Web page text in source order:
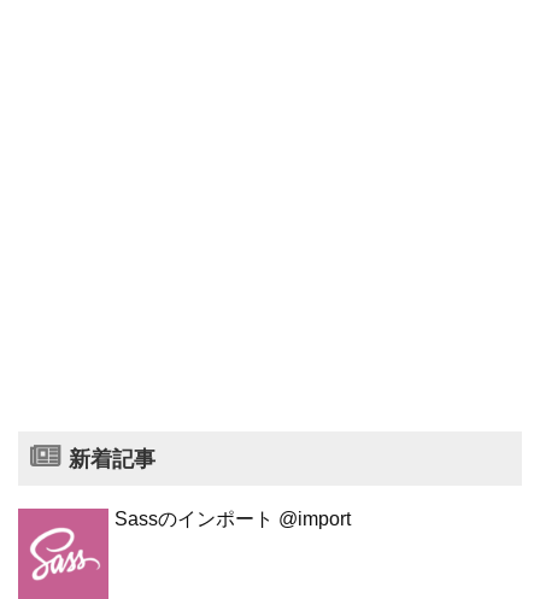
新着記事
Sassのインポート @import